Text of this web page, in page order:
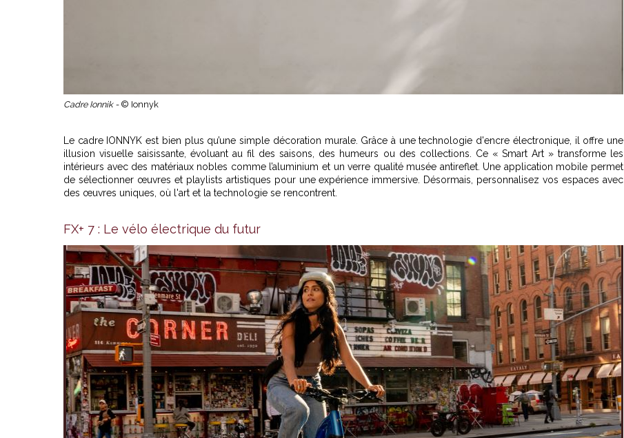
Cadre Ionnik - © Ionnyk
Le cadre IONNYK est bien plus qu’une simple décoration murale. Grâce à une technologie d'encre électronique, il offre une
illusion visuelle saisissante, évoluant au fil des saisons, des humeurs ou des collections. Ce « Smart Art » transforme les
intérieurs avec des matériaux nobles comme l’aluminium et un verre qualité musée antireflet. Une application mobile permet
de sélectionner œuvres et playlists artistiques pour une expérience immersive. Désormais, personnalisez vos espaces avec
des œuvres uniques, où l'art et la technologie se rencontrent.
FX+ 7 : Le vélo électrique du futur